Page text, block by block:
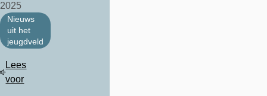
2025
Nieuws
uit het
jeugdveld
Lees
voor